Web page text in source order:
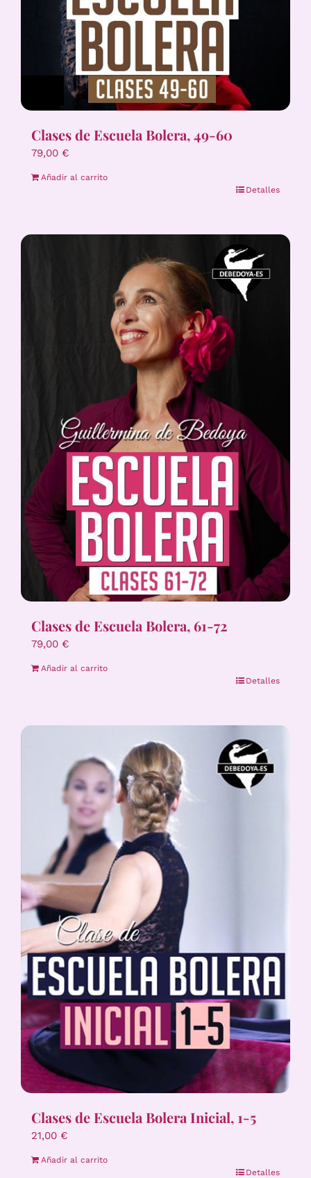
Clases de Escuela Bolera, 49-60
79,00 €
Añadir al carrito
Detalles
Clases de Escuela Bolera, 61-72
79,00 €
Añadir al carrito
Detalles
Clases de Escuela Bolera Inicial, 1-5
21,00 €
Añadir al carrito
Detalles